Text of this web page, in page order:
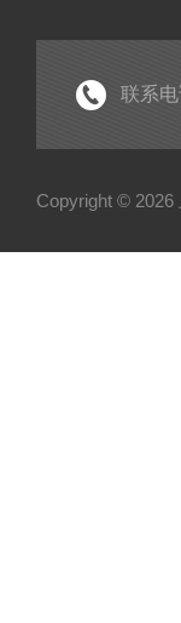
联系
Copyright ©